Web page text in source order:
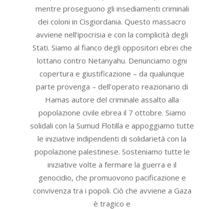
mentre proseguono gli insediamenti criminali
dei coloni in Cisgiordania. Questo massacro
avviene nell’ipocrisia e con la complicità degli
Stati. Siamo al fianco degli oppositori ebrei che
lottano contro Netanyahu. Denunciamo ogni
copertura e giustificazione – da qualunque
parte provenga – dell’operato reazionario di
Hamas autore del criminale assalto alla
popolazione civile ebrea il 7 ottobre. Siamo
solidali con la Sumud Flotilla e appoggiamo tutte
le iniziative indipendenti di solidarietà con la
popolazione palestinese. Sosteniamo tutte le
iniziative volte a fermare la guerra e il
genocidio, che promuovono pacificazione e
convivenza tra i popoli. Ciò che avviene a Gaza
è tragico e